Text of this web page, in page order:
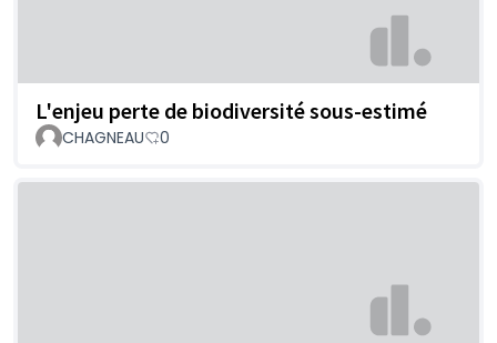
L'enjeu perte de biodiversité sous-estimé
CHAGNEAU 0